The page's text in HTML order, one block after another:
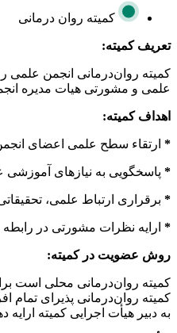
کمیته روان درمانی
تعریف کمیته:
کمیته روان‌‌درمانی انجمن
علمی و مشورتی هیات مدیره
اهداف کمیته:
* ارتقاء سطح علمی‌ اعضای
* پاسخگویی به نیازهای
* برقراری ارتباط علمی،
* ارایه نظرات مشورتی در
روش عضویت در کمیته:
کمیته روان‌درمانی محلی است
کمیته روان‌‌درمانی پذیرای
به دبیر هیأت اجرایی کمیته